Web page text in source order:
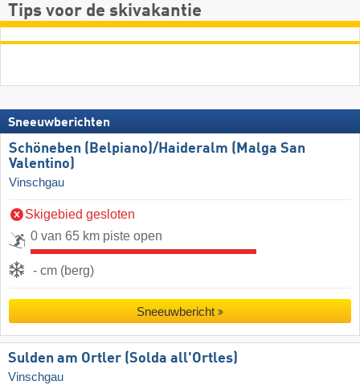
Tips voor de skivakantie
Sneeuwberichten
Schöneben (Belpiano)/​Haideralm (Malga San
Valentino)
Vinschgau
Skigebied gesloten
0 van 65 km piste open
- cm (berg)
Sneeuwbericht
Sulden am Ortler (Solda all'Ortles)
Vinschgau